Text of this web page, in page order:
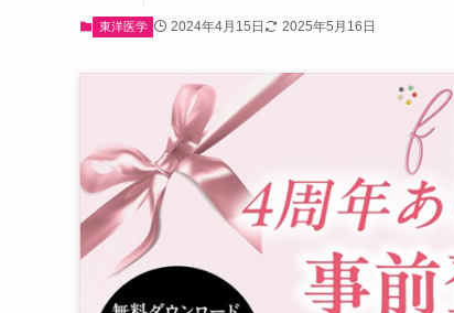
東洋医学 2024年4月15日 2025年5月16日